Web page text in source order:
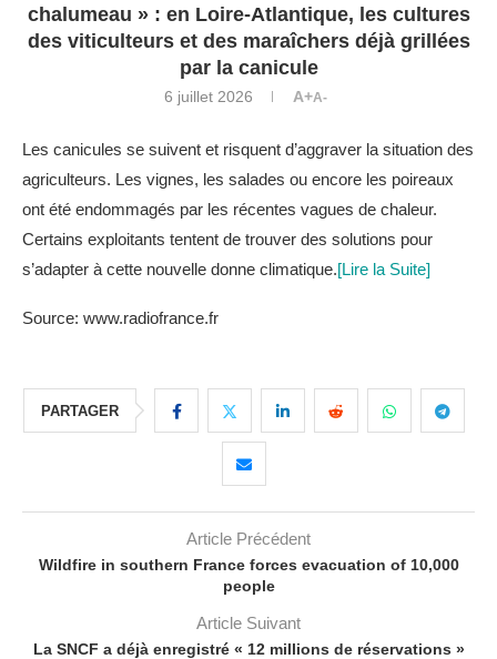
chalumeau » : en Loire-Atlantique, les cultures
des viticulteurs et des maraîchers déjà grillées
par la canicule
6 juillet 2026 A+A-
Les canicules se suivent et risquent d’aggraver la situation des
agriculteurs. Les vignes, les salades ou encore les poireaux
ont été endommagés par les récentes vagues de chaleur.
Certains exploitants tentent de trouver des solutions pour
s’adapter à cette nouvelle donne climatique.[Lire la Suite]
Source: www.radiofrance.fr
PARTAGER
Article Précédent
Wildfire in southern France forces evacuation of 10,000
people
Article Suivant
La SNCF a déjà enregistré « 12 millions de réservations »